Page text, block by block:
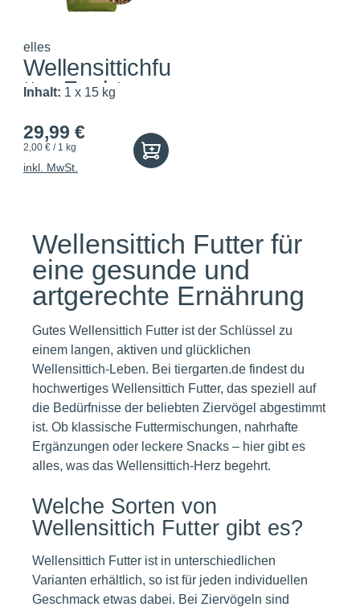
elles
Wellensittichfu
tter Zucht
Inhalt: 1 x 15 kg
29,99 €
2,00 € / 1 kg
inkl. MwSt.
Wellensittich Futter für
eine gesunde und
artgerechte Ernährung
Gutes Wellensittich Futter ist der Schlüssel zu
einem langen, aktiven und glücklichen
Wellensittich-Leben. Bei tiergarten.de findest du
hochwertiges Wellensittich Futter, das speziell auf
die Bedürfnisse der beliebten Ziervögel abgestimmt
ist. Ob klassische Futtermischungen, nahrhafte
Ergänzungen oder leckere Snacks – hier gibt es
alles, was das Wellensittich-Herz begehrt.
Welche Sorten von
Wellensittich Futter gibt es?
Wellensittich Futter ist in unterschiedlichen
Varianten erhältlich, so ist für jeden individuellen
Geschmack etwas dabei. Bei Ziervögeln sind